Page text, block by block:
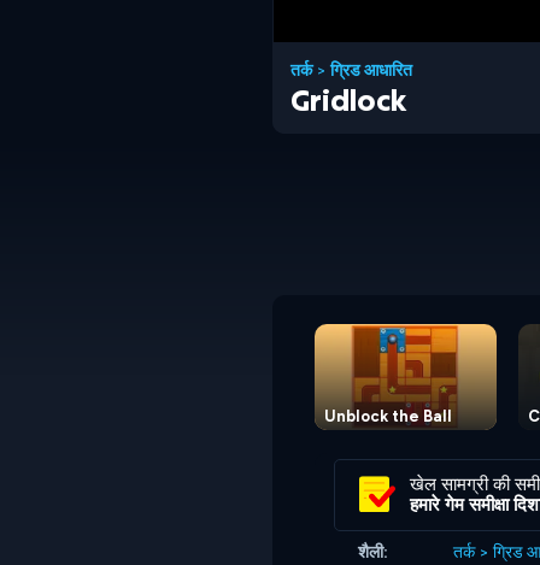
तर्क>ग्रिड आधारित
Gridlock
Unblock the Ball
खेल सामग्री की
हमारे गेम समीक्षा
शैली: तर्क> ग्रिड